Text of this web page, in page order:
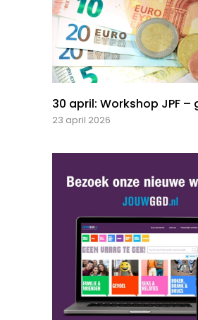
30 april: Workshop JPF –
23 april 2026